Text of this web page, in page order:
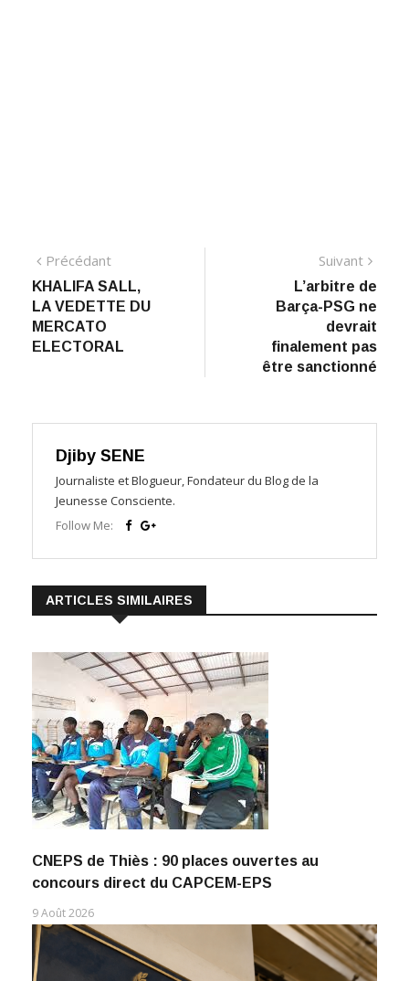
Navigation
de
l’article
PrécédantPrécédant:
KHALIFA SALL,
LA VEDETTE DU
MERCATO
ELECTORAL
Suivant
L’arbitre de
Barça-PSG ne
devrait
finalement pas
être sanctionné
Djiby SENE
Journaliste et Blogueur, Fondateur du Blog de la
Jeunesse Consciente.
Follow Me:
ARTICLES SIMILAIRES
CNEPS de Thiès : 90 places ouvertes au
concours direct du CAPCEM-EPS
9 Août 2026